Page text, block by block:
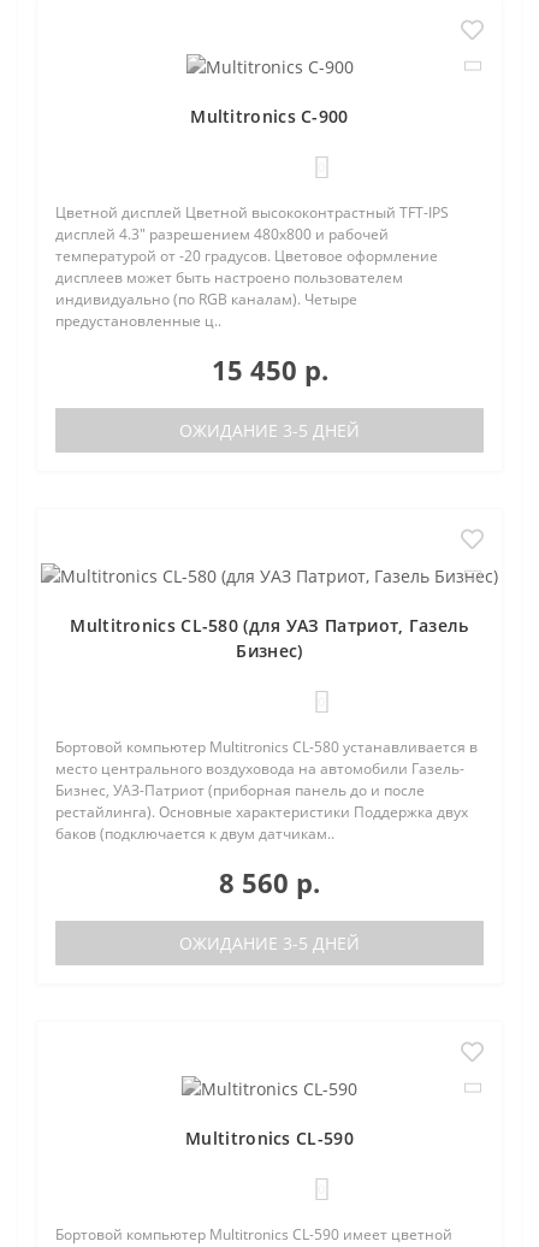
Multitronics C-900
Цветной дисплей Цветной высококонтрастный TFT-IPS
дисплей 4.3" разрешением 480х800 и рабочей
температурой от -20 градусов. Цветовое оформление
дисплеев может быть настроено пользователем
индивидуально (по RGB каналам). Четыре
предустановленные ц..
15 450 р.
ОЖИДАНИЕ 3-5 ДНЕЙ
Multitronics CL-580 (для УАЗ Патриот, Газель
Бизнес)
Бортовой компьютер Multitronics CL-580 устанавливается в
место центрального воздуховода на автомобили Газель-
Бизнес, УАЗ-Патриот (приборная панель до и после
рестайлинга). Основные характеристики Поддержка двух
баков (подключается к двум датчикам..
8 560 р.
ОЖИДАНИЕ 3-5 ДНЕЙ
Multitronics CL-590
Бортовой компьютер Multitronics CL-590 имеет цветной